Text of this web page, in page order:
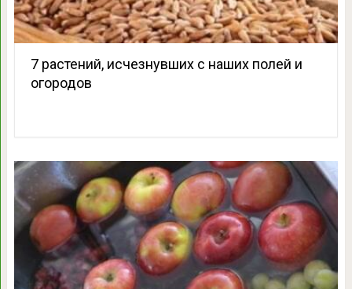
7 растений, исчезнувших с наших полей и
огородов